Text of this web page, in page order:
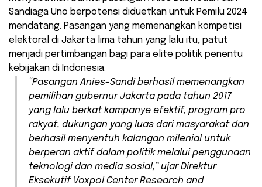
Sandiaga Uno berpotensi diduetkan untuk Pemilu 2024
mendatang. Pasangan yang memenangkan kompetisi
elektoral di Jakarta lima tahun yang lalu itu, patut
menjadi pertimbangan bagi para elite politik penentu
kebijakan di Indonesia.
“Pasangan Anies-Sandi berhasil memenangkan
pemilihan gubernur Jakarta pada tahun 2017
yang lalu berkat kampanye efektif, program pro
rakyat, dukungan yang luas dari masyarakat dan
berhasil menyentuh kalangan milenial untuk
berperan aktif dalam politik melalui penggunaan
teknologi dan media sosial,” ujar Direktur
Eksekutif Voxpol Center Research and